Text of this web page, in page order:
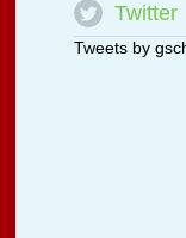
Twitter
Tweets by